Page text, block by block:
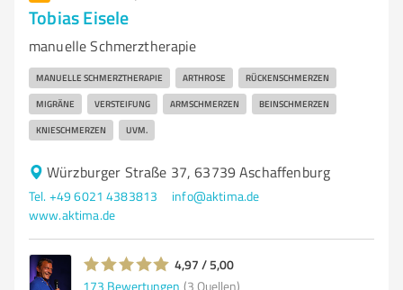
Tobias Eisele
manuelle Schmerztherapie
MANUELLE SCHMERZTHERAPIE ARTHROSE RÜCKENSCHMERZEN
MIGRÄNE VERSTEIFUNG ARMSCHMERZEN BEINSCHMERZEN
KNIESCHMERZEN UVM.
Würzburger Straße 37, 63739 Aschaffenburg
Tel. +49 6021 4383813
info@aktima.de
www.aktima.de
4,97 / 5,00
173 Bewertungen (3 Quellen)